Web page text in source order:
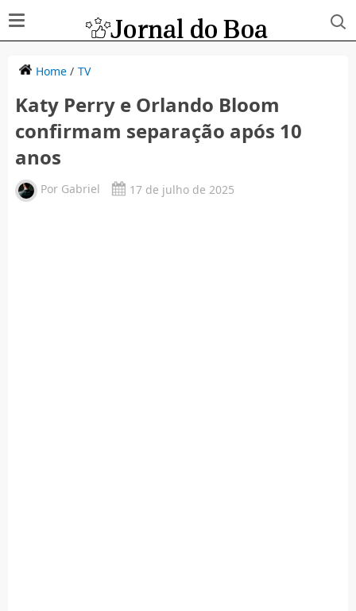
Home/ TV
Katy Perry e Orlando Bloom
confirmam separação após 10
anos
Por Gabriel 17 de julho de 2025